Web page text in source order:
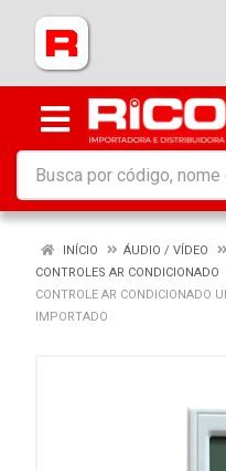
INÍCIO
ÁUDIO / VÍDEO
CONTROLES AR CONDICIONADO
CONTROLE AR CONDICIONADO
IMPORTADO